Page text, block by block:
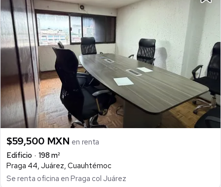
$59,500 MXN en renta
Edificio
198 m²
Praga 44, Juárez, Cuauhtémoc
Se renta oficina en Praga col Juárez